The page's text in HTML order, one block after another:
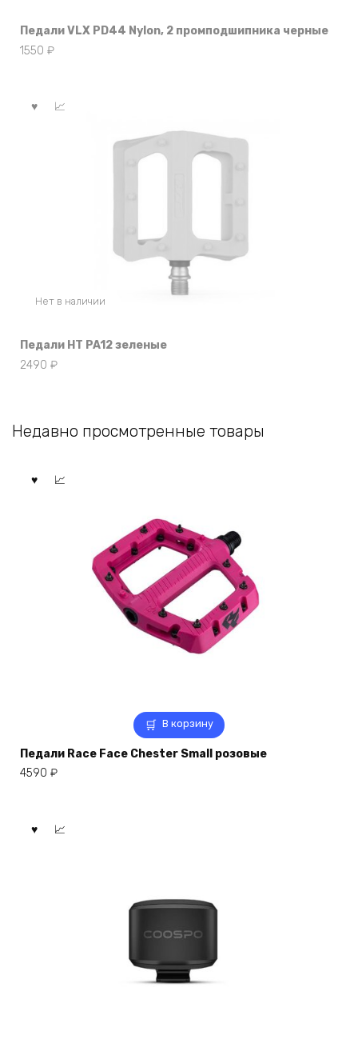
Педали VLX PD44 Nylon, 2 промподшипника черные
1550 ₽
Нет в наличии
Педали HT PA12 зеленые
2490 ₽
Недавно просмотренные товары
В корзину
Педали Race Face Chester Small розовые
4590 ₽